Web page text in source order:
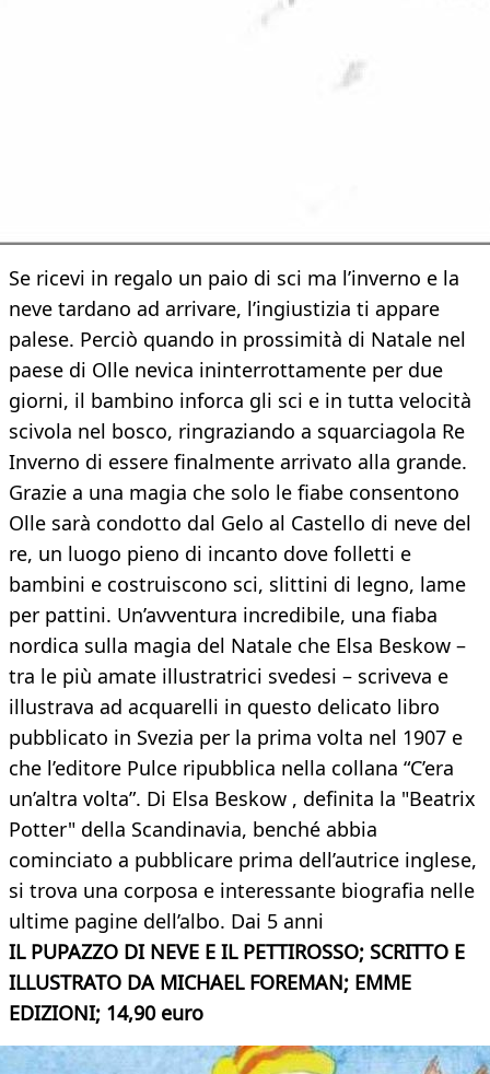
Se ricevi in regalo un paio di sci ma l’inverno e la
neve tardano ad arrivare, l’ingiustizia ti appare
palese. Perciò quando in prossimità di Natale nel
paese di Olle nevica ininterrottamente per due
giorni, il bambino inforca gli sci e in tutta velocità
scivola nel bosco, ringraziando a squarciagola Re
Inverno di essere finalmente arrivato alla grande.
Grazie a una magia che solo le fiabe consentono
Olle sarà condotto dal Gelo al Castello di neve del
re, un luogo pieno di incanto dove folletti e
bambini e costruiscono sci, slittini di legno, lame
per pattini. Un’avventura incredibile, una fiaba
nordica sulla magia del Natale che Elsa Beskow –
tra le più amate illustratrici svedesi – scriveva e
illustrava ad acquarelli in questo delicato libro
pubblicato in Svezia per la prima volta nel 1907 e
che l’editore Pulce ripubblica nella collana “C’era
un’altra volta”. Di Elsa Beskow , definita la "Beatrix
Potter" della Scandinavia, benché abbia
cominciato a pubblicare prima dell’autrice inglese,
si trova una corposa e interessante biografia nelle
ultime pagine dell’albo. Dai 5 anni
IL PUPAZZO DI NEVE E IL PETTIROSSO; SCRITTO E
ILLUSTRATO DA MICHAEL FOREMAN; EMME
EDIZIONI; 14,90 euro